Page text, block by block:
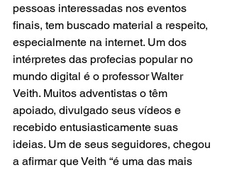
pessoas interessadas nos eventos
finais, tem buscado material a respeito,
especialmente na internet. Um dos
intérpretes das profecias popular no
mundo digital é o professor Walter
Veith. Muitos adventistas o têm
apoiado, divulgado seus vídeos e
recebido entusiasticamente suas
ideias. Um de seus seguidores, chegou
a afirmar que Veith “é uma das mais